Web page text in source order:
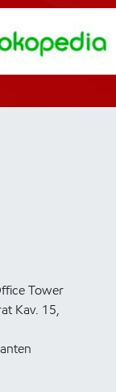
Tower
Kav. 15,